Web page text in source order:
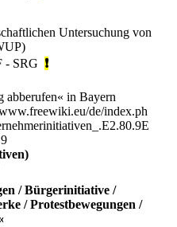
Untersuchung von
- SRG ❗
abberufen« in Bayern
/ Bürgerinitiative /
/ Protestbewegungen /